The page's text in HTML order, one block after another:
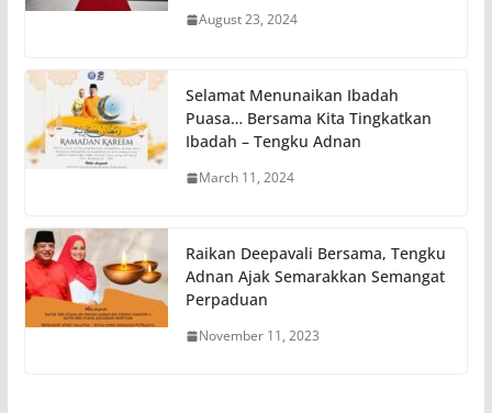
August 23, 2024
Selamat Menunaikan Ibadah
Puasa… Bersama Kita Tingkatkan
Ibadah – Tengku Adnan
March 11, 2024
Raikan Deepavali Bersama, Tengku
Adnan Ajak Semarakkan Semangat
Perpaduan
November 11, 2023